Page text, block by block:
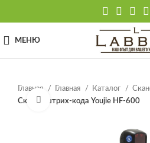
МЕНЮ
Главная Главная Каталог
Сканер штрих-кода Youjie HF-600
Нажмите, чтобы увеличить